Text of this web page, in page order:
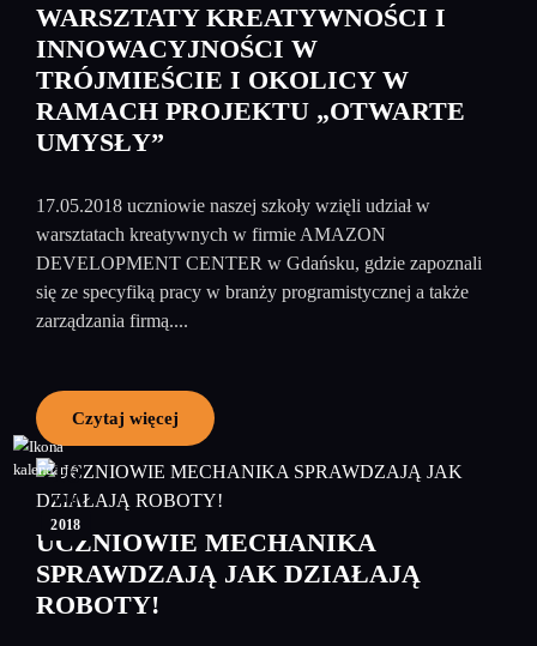
WARSZTATY KREATYWNOŚCI I
INNOWACYJNOŚCI W
TRÓJMIEŚCIE I OKOLICY W
RAMACH PROJEKTU „OTWARTE
UMYSŁY”
17.05.2018 uczniowie naszej szkoły wzięli udział w
warsztatach kreatywnych w firmie AMAZON
DEVELOPMENT CENTER w Gdańsku, gdzie zapoznali
się ze specyfiką pracy w branży programistycznej a także
zarządzania firmą....
Czytaj więcej
16
maj
2018
UCZNIOWIE MECHANIKA
SPRAWDZAJĄ JAK DZIAŁAJĄ
ROBOTY!